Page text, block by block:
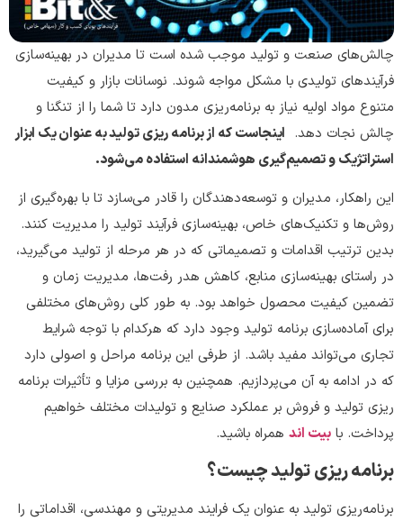
چالش‌های صنعت و تولید موجب شده است تا مدیران در بهینه‌سازی
فرآیندهای تولیدی با مشکل مواجه شوند. نوسانات بازار و کیفیت
متنوع مواد اولیه نیاز به برنامه‌ریزی مدون دارد تا شما را از تنگنا و
چالش نجات دهد. اینجاست که از برنامه ‌ریزی تولید به عنوان یک ابزار
استراتژیک و تصمیم‌گیری هوشمندانه استفاده می‌شود.
این راهکار، مدیران و توسعه‌دهندگان را قادر می‌سازد تا با بهره‌گیری از
روش‌ها و تکنیک‌های خاص، بهینه‌سازی فرآیند تولید را مدیریت کنند.
بدین ترتیب اقدامات و تصمیماتی که در هر مرحله از تولید می‌گیرید،
در راستای بهینه‌سازی منابع، کاهش هدر رفت‌ها، مدیریت زمان و
تضمین کیفیت محصول خواهد بود. به طور کلی روش‌های مختلفی
برای آماده‌سازی برنامه تولید وجود دارد که هرکدام با توجه شرایط
تجاری می‌تواند مفید باشد. از طرفی این برنامه مراحل و اصولی دارد
که در ادامه به آن می‌پردازیم. همچنین به بررسی مزایا و تأثیرات برنامه
‌ریزی تولید و فروش بر عملکرد صنایع و تولیدات مختلف خواهیم
پرداخت. با بیت اند همراه باشید.
برنامه ریزی تولید چیست؟
برنامه‌ریزی تولید به عنوان یک فرایند مدیریتی و مهندسی، اقداماتی را